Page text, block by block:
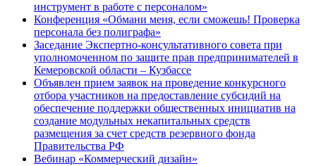
инструмент в работе с персоналом»
Конференция «Обмани меня, если сможешь! Проверка
персонала без полиграфа»
Заседание Экспертно-консультативного совета при
уполномоченном по защите прав предпринимателей в
Кемеровской области – Кузбассе
Объявлен прием заявок на проведение конкурсного
отбора участников на предоставление субсидий на
обеспечение поддержки общественных инициатив на
создание модульных некапитальных средств
размещения за счет средств резервного фонда
Правительства РФ
Вебинар «Коммерческий дизайн»